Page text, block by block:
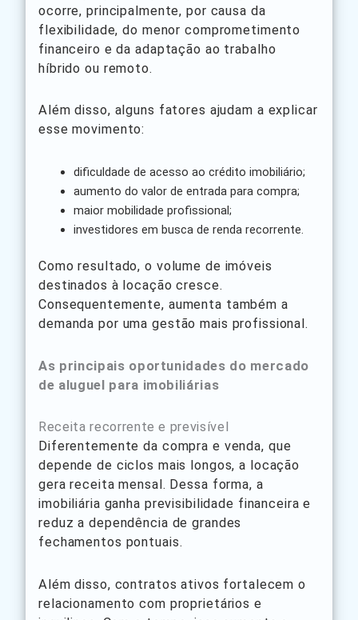
ocorre, principalmente, por causa da
flexibilidade, do menor comprometimento
financeiro e da adaptação ao trabalho
híbrido ou remoto.
Além disso, alguns fatores ajudam a explicar
esse movimento:
dificuldade de acesso ao crédito imobiliário;
aumento do valor de entrada para compra;
maior mobilidade profissional;
investidores em busca de renda recorrente.
Como resultado, o volume de imóveis
destinados à locação cresce.
Consequentemente, aumenta também a
demanda por uma gestão mais profissional.
As principais oportunidades do mercado
de aluguel para imobiliárias
Receita recorrente e previsível
Diferentemente da compra e venda, que
depende de ciclos mais longos, a locação
gera receita mensal. Dessa forma, a
imobiliária ganha previsibilidade financeira e
reduz a dependência de grandes
fechamentos pontuais.
Além disso, contratos ativos fortalecem o
relacionamento com proprietários e